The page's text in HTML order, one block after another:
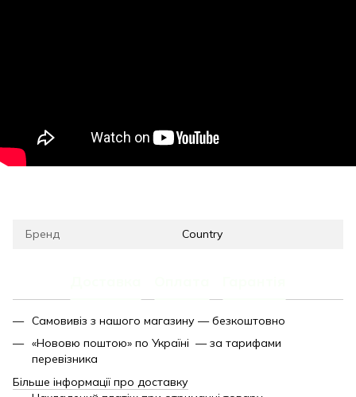
Бренд Country
Самовивіз з нашого магазину — безкоштовно
«Нововю поштою» по Україні — за тарифами
перевізника
Більше інформації про доставку